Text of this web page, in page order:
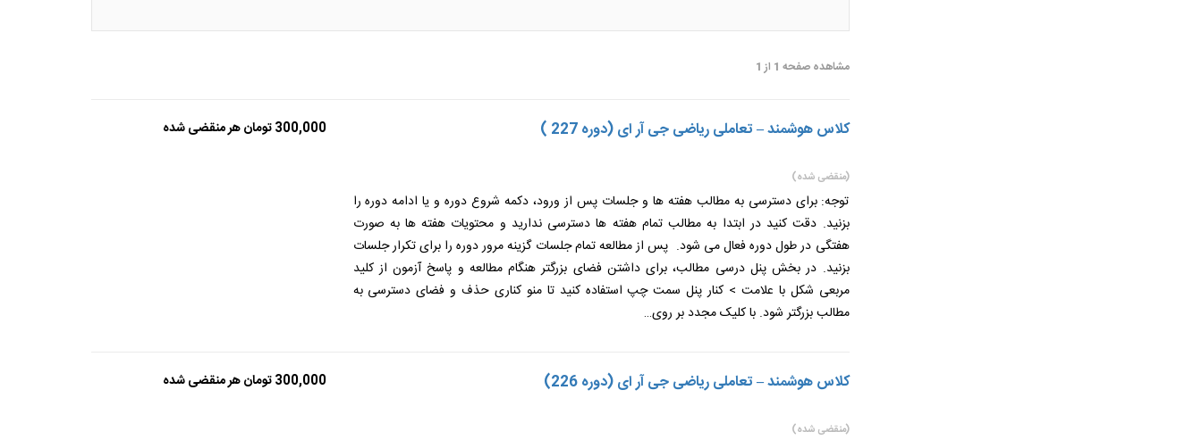
مشاهده صفحه 1 از 1
کلاس هوشمند – تعاملی ریاضی جی آر ای (دوره 227 )
(منقضی شده)
توجه: برای دسترسی به مطالب هفته ها و جلسات پس از ورود، دکمه شروع دوره و یا ادامه دوره را
بزنید. دقت کنید در ابتدا به مطالب تمام هفته ها دسترسی ندارید و محتویات هفته ها به صورت
هفتگی در طول دوره فعال می شود. پس از مطالعه تمام جلسات گزینه مرور دوره را برای تکرار جلسات
بزنید. در بخش پنل درسی مطالب، برای داشتن فضای بزرگتر هنگام مطالعه و پاسخ آزمون از کلید
مربعی شکل با علامت > کنار پنل سمت چپ استفاده کنید تا منو کناری حذف و فضای دسترسی به
مطالب بزرگتر شود. با کلیک مجدد بر روی…
300,000تومانهر منقضی شده
کلاس هوشمند – تعاملی ریاضی جی آر ای (دوره 226)
(منقضی شده)
300,000تومانهر منقضی شده